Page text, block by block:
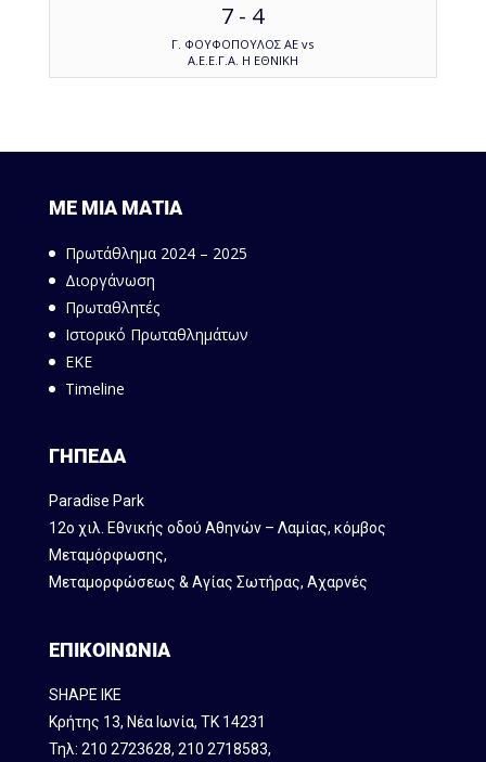
7 - 4
Γ. ΦΟΥΦΟΠΟΥΛΟΣ ΑΕ vs
Α.Ε.Ε.Γ.Α. Η ΕΘΝΙΚΗ
ΜΕ ΜΙΑ ΜΑΤΙΑ
Πρωτάθλημα 2024 – 2025
Διοργάνωση
Πρωταθλητές
Ιστορικό Πρωταθλημάτων
ΕΚΕ
Timeline
ΓΗΠΕΔΑ
Paradise Park
12ο χιλ. Εθνικής οδού Αθηνών – Λαμίας, κόμβος
Mεταμόρφωσης,
Μεταμορφώσεως & Αγίας Σωτήρας, Αχαρνές
ΕΠΙΚΟΙΝΩΝΙΑ
SHAPE IKE
Κρήτης 13, Νέα Ιωνία, ΤΚ 14231
Τηλ: 210 2723628, 210 2718583,